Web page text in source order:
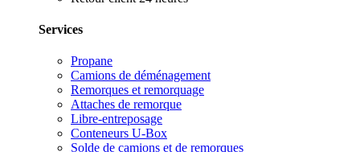
Services
Propane
Camions de déménagement
Remorques et remorquage
Attaches de remorque
Libre-entreposage
Conteneurs U-Box
Solde de camions et de remorques